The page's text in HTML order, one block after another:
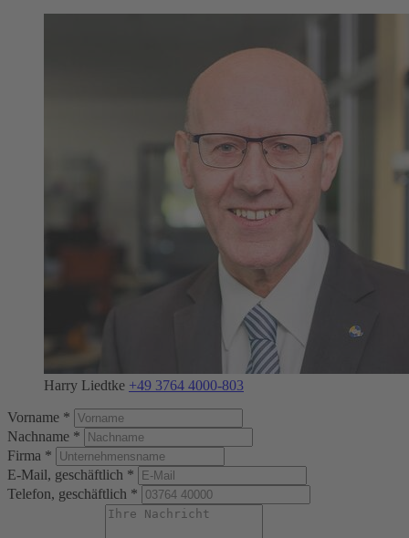
Harry Liedtke +49 3764 4000-803
Vorname *
Nachname *
Firma *
E-Mail, geschäftlich *
Telefon, geschäftlich *